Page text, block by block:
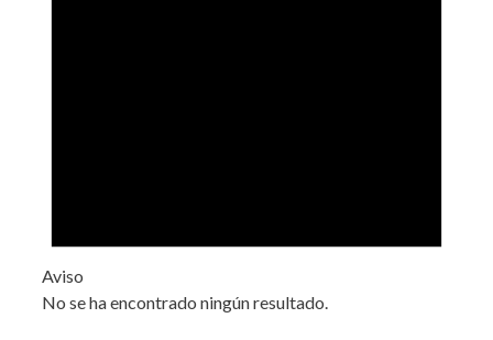
Aviso
No se ha encontrado ningún resultado.